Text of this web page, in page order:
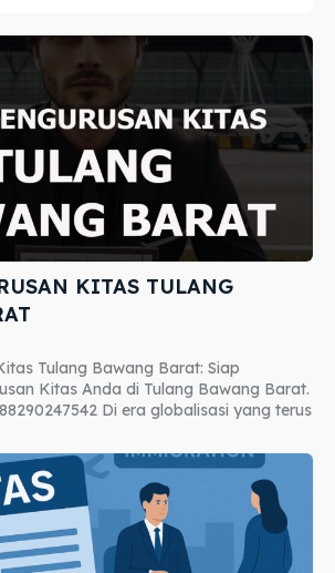
KITAS TULANG
Tulang Bawang Barat: Siap
Kitas Anda di Tulang Bawang Barat.
Di era globalisasi yang terus